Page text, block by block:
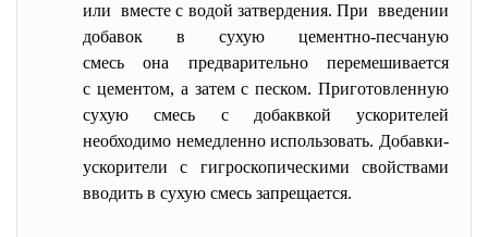
или вместе с водой затвердения. При введении
добавок в сухую цементно-песчаную
смесь она предварительно перемешивается
с цементом, а затем с песком. Приготовленную
сухую смесь с добаквкой ускорителей
необходимо немедленно использовать. Добавки-
ускорители с гигроскопическими свойствами
вводить в сухую смесь запрещается.